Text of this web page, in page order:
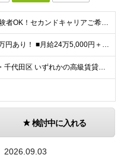
＜職種/業種未経験者OK！セカンドキャリアご希望の方も大歓迎！＞ ■高卒以上 ■英語が好きな方・抵抗がない方 ■60歳未満の方(定年年齢による理由) ＜面接は相互理解を大切にしています＞ 緊張して上
★入社祝い金10万円あり！ ■月給24万5,000円＋賞与年2回(2カ月/2025年実績)＋時間外手当＋資格手当＋交通費 ※一律英会話手当（2万円）を含みます ※給与は経験・能力等を考慮して決定し
＊港区・新宿区・千代田区 いずれかの高級賃貸マンションにて勤務 ◇港区南麻布エリア ◇新宿区エリア ◇千代田区エリア ★竣工するマンション（南青山）でのオープニング募集もあります！ 【本社】 東
検討中に入れる
2026.09.03